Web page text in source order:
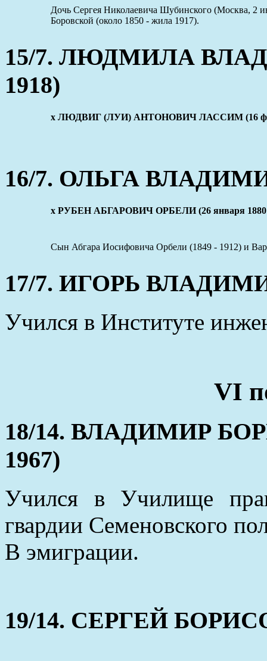
Дочь Сергея Николаевича Шубинского (Москва, 2
Боровской (около 1850 - жила 1917).
15/7. ЛЮДМИЛА
1918)
x ЛЮДВИГ (ЛУИ) АНТОНОВИЧ ЛАССИМ (16
16/7. ОЛЬГА
x РУБЕН АБГАРОВИЧ ОРБЕЛИ (26 января 1880
Сын Абгара Иосифовича Орбели (1849 - 1912) и
17/7. ИГОРЬ
Учился в Институте
VI
18/14. ВЛАДИМИР
1967)
Учился в Училище
гвардии Семеновского
В эмиграции.
19/14. СЕРГЕЙ